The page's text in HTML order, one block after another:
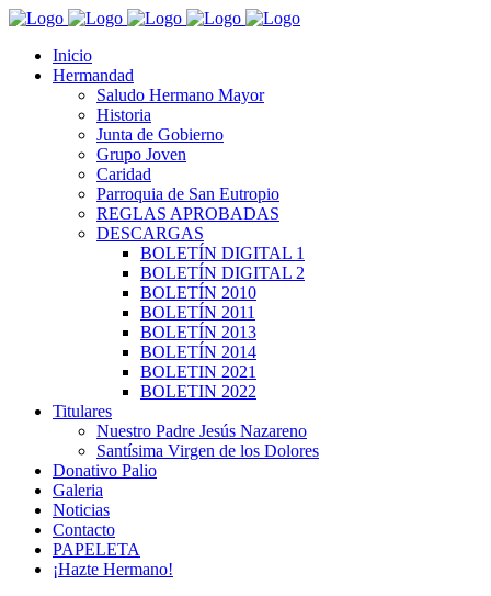
Inicio
Hermandad
Saludo Hermano Mayor
Historia
Junta de Gobierno
Grupo Joven
Caridad
Parroquia de San Eutropio
REGLAS APROBADAS
DESCARGAS
BOLETÍN DIGITAL 1
BOLETÍN DIGITAL 2
BOLETÍN 2010
BOLETÍN 2011
BOLETÍN 2013
BOLETÍN 2014
BOLETIN 2021
BOLETIN 2022
Titulares
Nuestro Padre Jesús Nazareno
Santísima Virgen de los Dolores
Donativo Palio
Galeria
Noticias
Contacto
PAPELETA
¡Hazte Hermano!